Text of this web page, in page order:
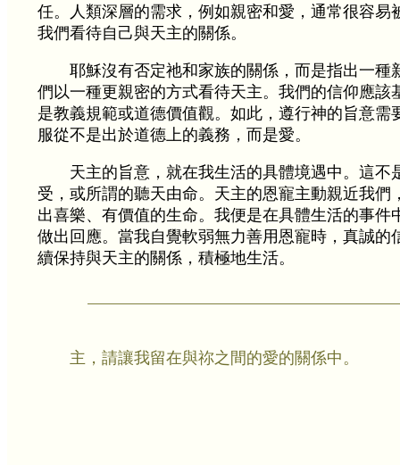
任。人類深層的需求，例如親密和愛，通常很容易
我們看待自己與天主的關係。
耶穌沒有否定祂和家族的關係，而是指出一種
們以一種更親密的方式看待天主。我們的信仰應該
是教義規範或道德價值觀。如此，遵行神的旨意需
服從不是出於道德上的義務，而是愛。
天主的旨意，就在我生活的具體境遇中。這不
受，或所謂的聽天由命。天主的恩寵主動親近我們
出喜樂、有價值的生命。我便是在具體生活的事件
做出回應。當我自覺軟弱無力善用恩寵時，真誠的
續保持與天主的關係，積極地生活。
主，請讓我留在與祢之間的愛的關係中。